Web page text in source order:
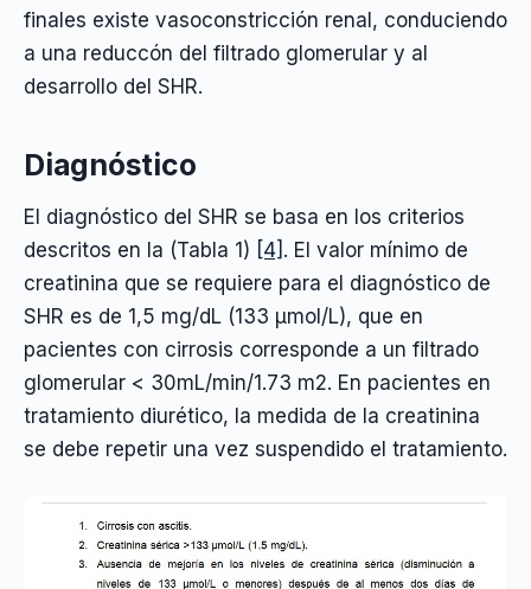
finales existe vasoconstricción renal, conduciendo
a una reduccón del filtrado glomerular y al
desarrollo del SHR.
Diagnóstico
El diagnóstico del SHR se basa en los criterios
descritos en la (Tabla 1) [4] . El valor mínimo de
creatinina que se requiere para el diagnóstico de
SHR es de 1,5 mg/dL (133 µmol/L), que en
pacientes con cirrosis corresponde a un filtrado
glomerular < 30mL/min/1.73 m2. En pacientes en
tratamiento diurético, la medida de la creatinina
se debe repetir una vez suspendido el tratamiento.